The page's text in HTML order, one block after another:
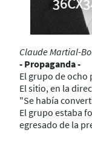
Claude Martial-
- Propaganda -
El grupo de ocho
El sitio, en la
"Se había
El grupo estaba
egresado de la